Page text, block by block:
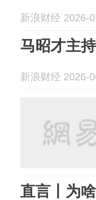
新浪财经 2026-
马昭才主
新浪财经 2026-
直言丨为